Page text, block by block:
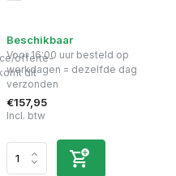
offerte-
dit
Beschikbaar
Voor 16:00 uur besteld op
werkdagen = dezelfde dag
verzonden
€157,95
Incl. btw